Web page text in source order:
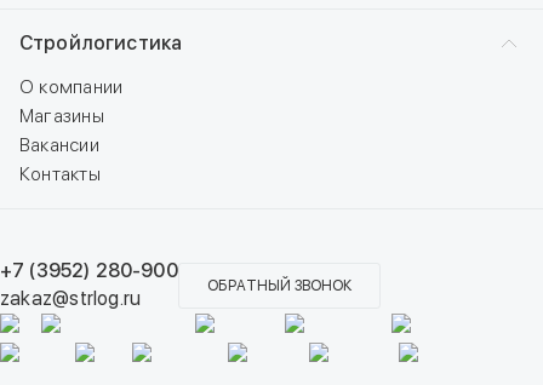
Стройлогистика
О компании
Магазины
Вакансии
Контакты
+7 (3952) 280-900
zakaz@strlog.ru
ОБРАТНЫЙ ЗВОНОК